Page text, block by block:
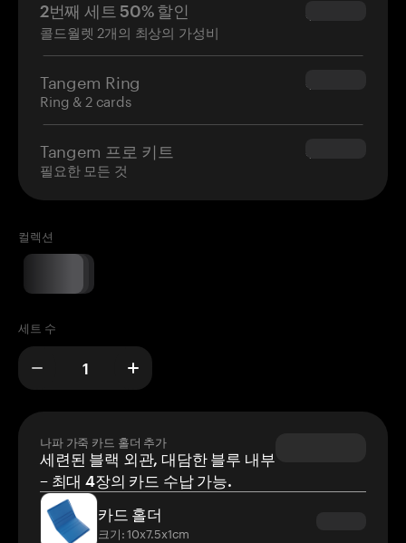
2번째 세트 50% 할인
콜드월렛 2개의 최상의 가성비
$34.95
Tangem Ring
Ring & 2 cards
$160.00
Tangem 프로 키트
필요한 모든 것
$180.00
컬렉션
세트 수
나파 가죽 카드 홀더 추가
세련된 블랙 외관, 대담한 블루 내부
– 최대 4장의 카드 수납 가능.
카드 홀더
크기: 10x7.5x1cm